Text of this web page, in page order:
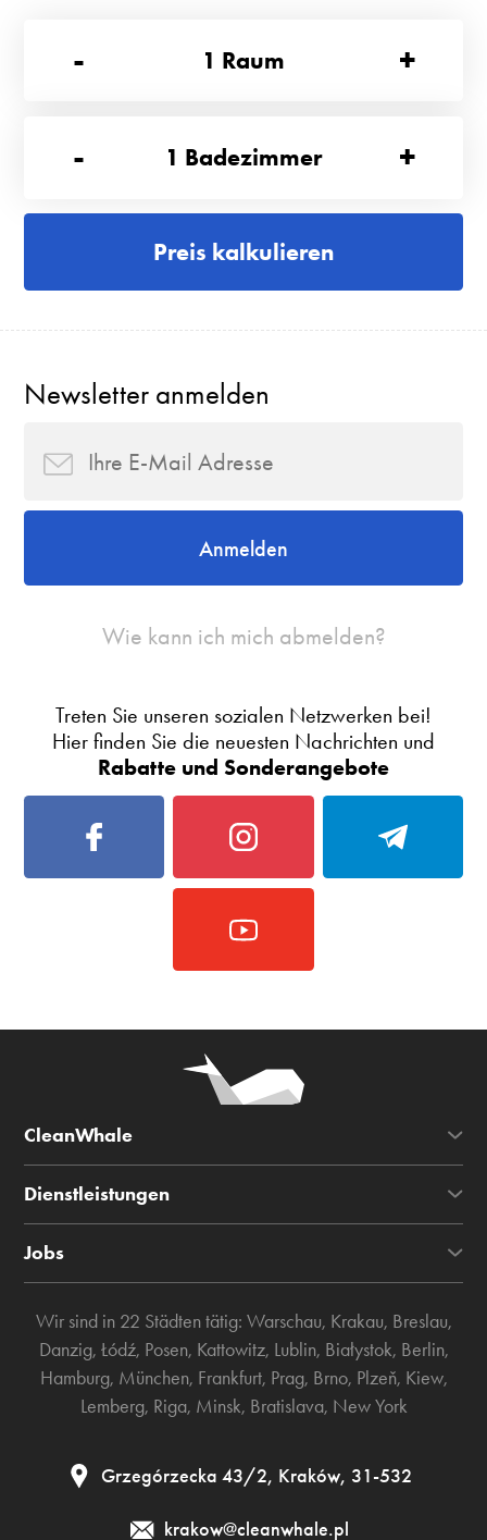
-
1 Raum +
- 1 Badezimmer +
Preis kalkulieren
Newsletter anmelden
Anmelden
Wie kann ich mich abmelden?
Treten Sie unseren sozialen Netzwerken bei!
Hier finden Sie die neuesten Nachrichten und
Rabatte und Sonderangebote
CleanWhale
Dienstleistungen
Jobs
Wir sind in 22 Städten tätig: Warschau, Krakau, Breslau,
Danzig, Łódź, Posen, Kattowitz, Lublin, Białystok, Berlin,
Hamburg, München, Frankfurt, Prag, Brno, Plzeň, Kiew,
Lemberg, Riga, Minsk, Bratislava, New York
Grzegórzecka 43/2, Kraków, 31-532
krakow@cleanwhale.pl